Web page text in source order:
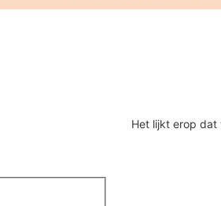
Het lijkt erop dat